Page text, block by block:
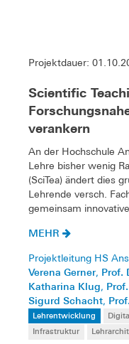
Projektdauer:
Scientific
verankern
An der Hochschule
Lehre bisher wenig
(SciTea) ändert dies
Lehrende versch.
gemeinsam
MEHR
Projektleitung HS
Verena Gerner, Prof.
Katharina Klug,
Sigurd Schacht,
Lehrentwicklung
Infrastruktur